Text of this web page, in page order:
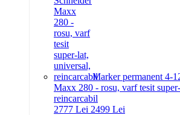
Marker permanent 4-
Maxx 280 - rosu, varf tesit
reincarcabil
2777 Lei 2499 Lei